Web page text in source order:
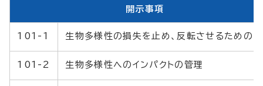
開示事項
101-1 生物多様性の損失を止め、反転させるための
101-2 生物多様性へのインパクトの管理